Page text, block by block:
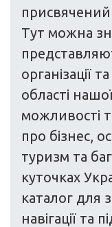
присвячений
Тут можна
організації
області
можливості
про бізнес,
туризм та
куточках
каталог для
навігації та